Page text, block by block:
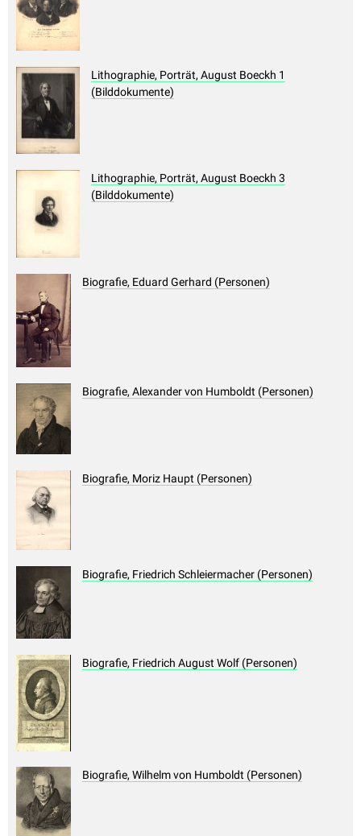
Lithographie, Porträt, August Boeckh 1
(Bilddokumente)
Lithographie, Porträt, August Boeckh 3
(Bilddokumente)
Biografie, Eduard Gerhard (Personen)
Biografie, Alexander von Humboldt (Personen)
Biografie, Moriz Haupt (Personen)
Biografie, Friedrich Schleiermacher (Personen)
Biografie, Friedrich August Wolf (Personen)
Biografie, Wilhelm von Humboldt (Personen)